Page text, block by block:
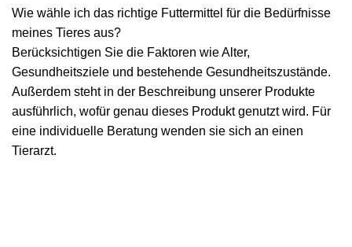
Wie wähle ich das richtige Futtermittel für die Bedürfnisse
meines Tieres aus?
Berücksichtigen Sie die Faktoren wie Alter,
Gesundheitsziele und bestehende Gesundheitszustände.
Außerdem steht in der Beschreibung unserer Produkte
ausführlich, wofür genau dieses Produkt genutzt wird. Für
eine individuelle Beratung wenden sie sich an einen
Tierarzt.